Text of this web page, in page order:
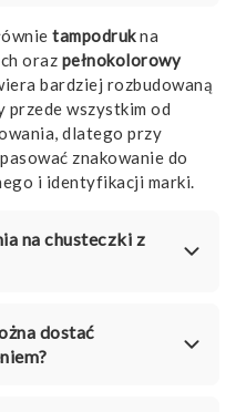
tampodrukna
oraz pełnokolorowy
bardziej rozbudowaną
wszystkim od
dlatego przy
znakowanie do
i identyfikacji marki.
na chusteczki z
dostać